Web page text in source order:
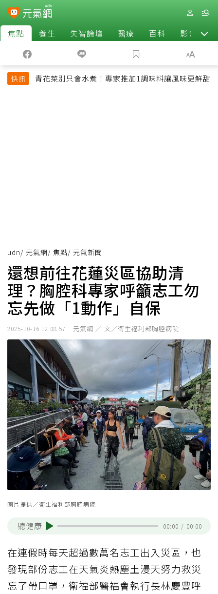
焦點 養生 失智論壇 醫療 百科 影音
快訊 青花菜別只會水煮！專家推加1調味料讓風味更鮮甜
udn/ 元氣網/ 焦點/ 元氣新聞
還想前往花蓮災區協助清
理？胸腔科專家呼籲志工勿
忘先做「1動作」自保
2025-10-16 12:08:57 元氣網 ／ 文／衛生福利部胸腔病院
圖片提供／衛生福利部胸腔病院
聽健康 00:00 / 00:00
在連假時每天超過數萬名志工出入災區，也
發現部份志工在天氣炎熱塵土漫天努力救災
忘了帶口罩，衛福部醫福會執行長林慶豐呼